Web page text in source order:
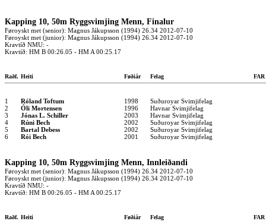
Kapping 10, 50m Ryggsvimjing Menn, Finalur
Føroyskt met (senior): Magnus Jákupsson (1994) 26.34 2012-07-10
Føroyskt met (junior): Magnus Jákupsson (1994) 26.34 2012-07-10
Kravtíð NMU: -
Kravtíð: HM B 00:26.05 - HM A 00:25.17
Raðf. Heiti Føðiár Felag FAR
1 Róland Toftum 1998
Suðuroyar Svimjifelag
2
Óli Mortensen 1996
Havnar Svimjifelag
3
Jónas L. Schiller 2003
Havnar Svimjifelag
4
Rúni Bech 2002
Suðuroyar Svimjifelag
5
Bartal Debess 2002
Suðuroyar Svimjifelag
6
Rói Bech 2001 Suðuroyar Svimjifelag
Kapping 10, 50m Ryggsvimjing Menn, Innleiðandi
Føroyskt met (senior): Magnus Jákupsson (1994) 26.34 2012-07-10
Føroyskt met (junior): Magnus Jákupsson (1994) 26.34 2012-07-10
Kravtíð NMU: -
Kravtíð: HM B 00:26.05 - HM A 00:25.17
Raðf. Heiti Føðiár Felag FAR